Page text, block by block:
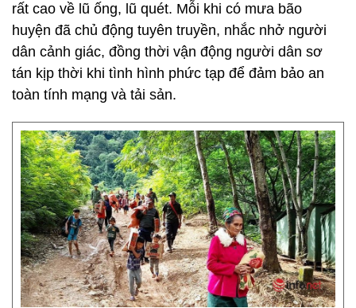
rất cao về lũ ống, lũ quét. Mỗi khi có mưa bão
huyện đã chủ động tuyên truyền, nhắc nhở người
dân cảnh giác, đồng thời vận động người dân sơ
tán kịp thời khi tình hình phức tạp để đảm bảo an
toàn tính mạng và tải sản.